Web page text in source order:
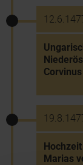
Corvinus
Marias